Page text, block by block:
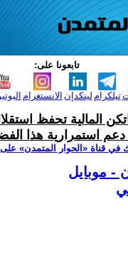
تابعونا على:
الانستغرام لينكدإن تيلكرام
المالية تحفظ
استمرارية هذا
في قناة ‫«الحوار المتمدن» على
- موبايل